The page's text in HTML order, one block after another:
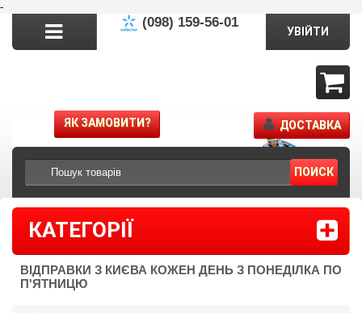
-
(098) 159-56-01
ПОИСК
УВІЙТИ
ЯК ЗАМОВИТИ? ДОСТАВКА
КАТЕГОРІЇ
ВІДПРАВКИ З КИЄВА КОЖЕН ДЕНЬ З ПОНЕДІЛКА ПО
П'ЯТНИЦЮ